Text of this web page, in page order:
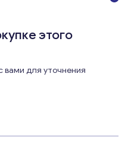
этого
для уточнения